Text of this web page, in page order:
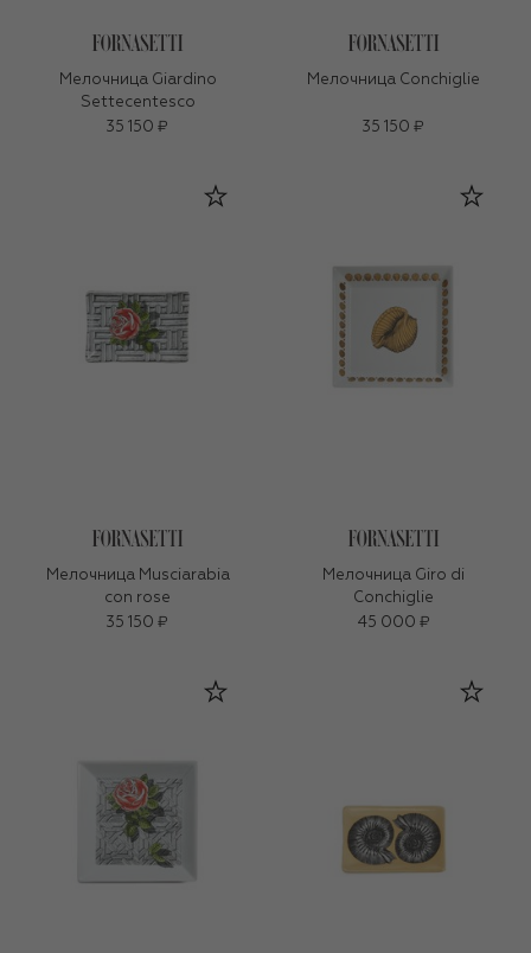
Мелочница Giardino
Settecentesco
35 150 ₽
Мелочница Conchiglie
35 150 ₽
Мелочница Musciarabia
con rose
35 150 ₽
Мелочница Giro di
Conchiglie
45 000 ₽